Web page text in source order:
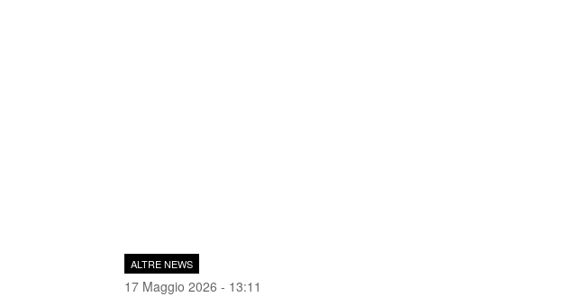
ALTRE NEWS
17 Maggio 2026 - 13:11